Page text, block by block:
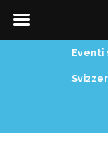
Eventi